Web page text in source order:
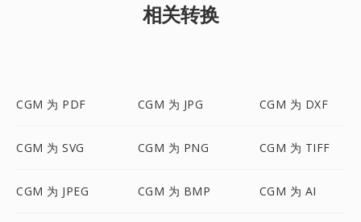
相关转换
CGM 为 PDF CGM 为 JPG CGM 为 DXF
CGM 为 SVG CGM 为 PNG CGM 为 TIFF
CGM 为 JPEG CGM 为 BMP CGM 为 AI